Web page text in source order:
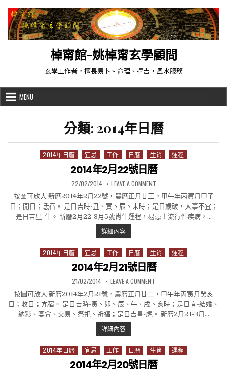
棹甯館-姚棹甯玄學顧問
玄學工作者，擅長易卜、命理、擇吉，風水服務
MENU
分類: 2014年日曆
Posted in
2014年日曆 宜忌 工作 日曆 生肖 運程
2014年2月22號日曆
PUBLISHED DATE:
22/02/2014 LEAVE A COMMENTON 2014年2月22號日曆
按圖可放大 新曆2014年2月22號，農曆正月廿三，甲午年丙寅月甲子
日；開日；氐宿。 是日吉時-丑、寅、辰、未時；是日歲破，大事不宜；
是日吉星-牛。 新曆2月22-3月5號肖牛運程，易患上流行性疾病，…
詳細內容2014年2月22號日曆
Posted in
2014年日曆 宜忌 工作 日曆 生肖 運程
2014年2月21號日曆
PUBLISHED DATE:
21/02/2014 LEAVE A COMMENT
按圖可放大 新曆2014年2月21號，農曆正月廿二，甲午年丙寅月癸亥
日；收日；亢宿。 是日吉時-寅、卯、辰、午、戌、亥時；是日宜-結婚、
納彩、宴會、交易、祭祀、祈福；是日吉星-虎。 新曆2月21-3月…
詳細內容2014年2月21號日曆
Posted in
2014年日曆 宜忌 工作 日曆 生肖 運程
2014年2月20號日曆